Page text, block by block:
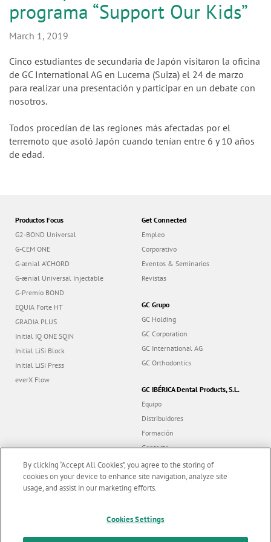
programa “Support Our Kids”
March 1, 2019
Cinco estudiantes de secundaria de Japón visitaron la oficina
de GC International AG en Lucerna (Suiza) el 24 de marzo
para realizar una presentación y participar en un debate con
nosotros.
Todos procedían de las regiones más afectadas por el
terremoto que asoló Japón cuando tenían entre 6 y 10 años
de edad.
Productos Focus
G2-BOND Universal
G-CEM ONE
G-ænial A’CHORD
G-ænial Universal Injectable
G-Premio BOND
EQUIA Forte HT
GRADIA PLUS
Initial IQ ONE SQIN
Initial LiSi Block
Initial LiSi Press
everX Flow
Get Connected
Empleo
Corporativo
Eventos & Seminarios
Revistas
GC Grupo
GC Holding
GC Corporation
GC International AG
GC Orthodontics
GC IBÉRICA Dental Products, S.L.
Equipo
Distribuidores
Formación
Contacto
Dealer portal
By clicking “Accept All Cookies”, you agree to the storing of
cookies on your device to enhance site navigation, analyze site
usage, and assist in our marketing efforts.
Cookies Settings